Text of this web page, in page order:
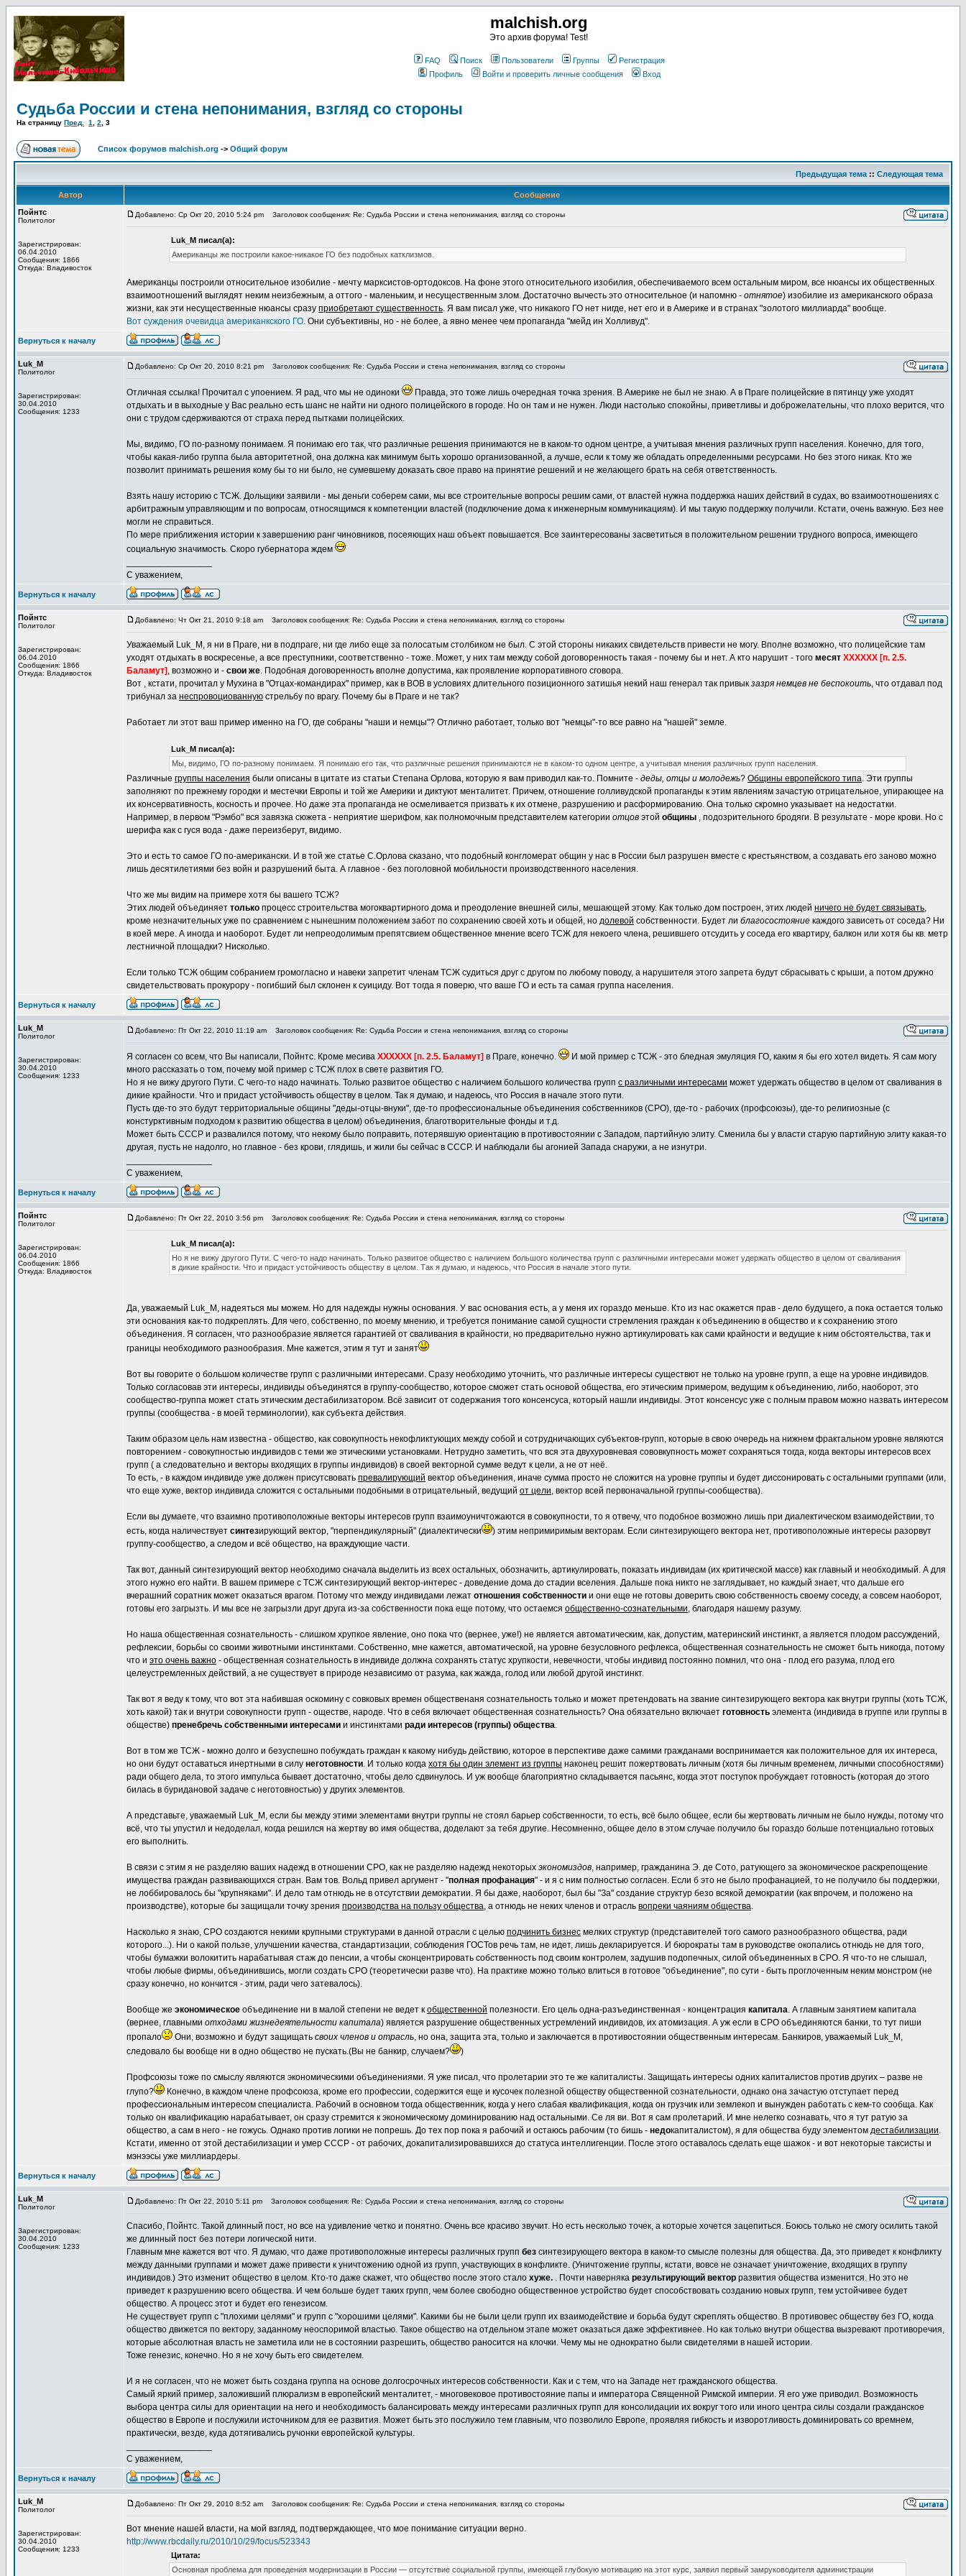
malchish.org
Это архив форума! Test!
FAQ Поиск Пользователи Группы
Регистрация
Профиль
Войти и проверить личные сообщения Вход
Судьба России и стена непонимания, взгляд со стороны
На страницу Пред. 1 2 3
Список форумов malchish.org -> Общий форум
Предыдущая тема :: Следующая тема
Автор
Сообщение
Пойнтс
Политолог
Зарегистрирован:
06.04.2010
Сообщения: 1866
Откуда: Владивосток
Добавлено: Ср Окт 20, 2010 5:24 pm Заголовок сообщения: Re: Судьба России и стена непонимания, взгляд со стороны
Luk_M писал(а):
Американцы же построили какое-никакое ГО без подобных катклизмов.
Американцы построили относительное изобилие - мечту марксистов-ортодоксов. На фоне этого относительного изобилия, обеспечиваемого всем остальным миром, все нюансы их общественных
взаимоотношений выглядят неким неизбежным, а оттого - маленьким, и несущественным злом. Достаточно вычесть это относительное (и напомню - отнятое) изобилие из американского образа
жизни, как эти несущественные нюансы сразу приобретают существенность. Я вам писал уже, что никакого ГО нет нигде, нет его и в Америке и в странах "золотого миллиарда" вообще.
Вот суждения очевидца американкского ГО. Они субъективны, но - не более, а явно менее чем пропаганда "мейд ин Холливуд".
Вернуться к началу
Luk_M
Политолог
Зарегистрирован:
30.04.2010
Сообщения: 1233
Добавлено: Ср Окт 20, 2010 8:21 pm Заголовок сообщения: Re: Судьба России и стена непонимания, взгляд со стороны
Отличная ссылка! Прочитал с упоением. Я рад, что мы не одиноки
Правда, это тоже лишь очередная точка зрения. В Америке не был не знаю. А в Праге полицейские в пятинцу уже уходят
отдыхать и в выходные у Вас реально есть шанс не найти ни одного полицейского в городе. Но он там и не нужен. Люди настолько спокойны, приветливы и доброжелательны, что плохо верится, что
они с трудом сдерживаются от страха перед пытками полицейских.
Мы, видимо, ГО по-разному понимаем. Я понимаю его так, что различные решения принимаются не в каком-то одном центре, а учитывая мнения различных групп населения. Конечно, для того,
чтобы какая-либо группа была авторитетной, она должна как минимум быть хорошо организованной, а лучше, если к тому же обладать определенными ресурсами. Но без этого никак. Кто же
позволит принимать решения кому бы то ни было, не сумевшему доказать свое право на принятие решений и не желающего брать на себя ответственность.
Взять нашу историю с ТСЖ. Дольщики заявили - мы деньги соберем сами, мы все строительные вопросы решим сами, от властей нужна поддержка наших действий в судах, во взаимоотношениях с
арбитражным управляющим и по вопросам, относящимся к компетенции властей (подключение дома к инженерным коммуникациям). И мы такую поддержку получили. Кстати, очень важную. Без нее
могли не справиться.
По мере приближения истории к завершению ранг чиновников, посеяющих наш объект повышается. Все заинтересованы засветиться в положительном решении трудного вопроса, имеющего
социальную значимость. Скоро губернатора ждем
С уважением,
Вернуться к началу
Пойнтс
Политолог
Зарегистрирован:
06.04.2010
Сообщения: 1866
Откуда: Владивосток
Добавлено: Чт Окт 21, 2010 9:18 am Заголовок сообщения: Re: Судьба России и стена непонимания, взгляд со стороны
Уважаемый Luk_M, я ни в Праге, ни в подпраге, ни где либо еще за полосатым столбиком не был. С этой стороны никаких свидетельств привести не могу. Вполне возможно, что полицейские там
уходят отдыхать в воскресенье, а все преступники, соответственно - тоже. Может, у них там между собой договоренность такая - почему бы и нет. А кто нарушит - того месят ХХХХХХ [п. 2.5.
Баламут] , возможно и - свои же. Подобная договоренность вполне допустима, как проявление корпоративного сговора.
Вот , кстати, прочитал у Мухина в "Отцах-командирах" пример, как в ВОВ в условиях длительного позиционного затишья некий наш генерал так привык зазря немцев не беспокоить, что отдавал под
трибунал за неспровоциованную стрельбу по врагу. Почему бы в Праге и не так?
Работает ли этот ваш пример именно на ГО, где собраны "наши и немцы"? Отлично работает, только вот "немцы"-то все равно на "нашей" земле.
Luk_M писал(а):
Мы, видимо, ГО по-разному понимаем. Я понимаю его так, что различные решения принимаются не в каком-то одном центре, а учитывая мнения различных групп населения.
Различные группы населения были описаны в цитате из статьи Степана Орлова, которую я вам приводил как-то. Помните - деды, отцы и молодежь? Общины европейского типа. Эти группы
заполняют по прежнему городки и местечки Европы и той же Америки и диктуют менталитет. Причем, отношение голливудской пропаганды к этим явлениям зачастую отрицательное, упирающее на
их консервативность, косность и прочее. Но даже эта пропаганда не осмеливается призвать к их отмене, разрушению и расформированию. Она только скромно указывает на недостатки.
Например, в первом "Рэмбо" вся завязка сюжета - неприятие шерифом, как полномочным представителем категории отцов этой общины , подозрительного бродяги. В результате - море крови. Но с
шерифа как с гуся вода - даже переизберут, видимо.
Это и есть то самое ГО по-американски. И в той же статье С.Орлова сказано, что подобный конгломерат общин у нас в России был разрушен вместе с крестьянством, а создавать его заново можно
лишь десятилетиями без войн и разрушений быта. А главное - без поголовной мобильности производственного населения.
Что же мы видим на примере хотя бы вашего ТСЖ?
Этих людей объединяет только процесс строительства могоквартирного дома и преодоление внешней силы, мешающей этому. Как только дом построен, этих людей ничего не будет связывать,
кроме незначительных уже по сравнением с нынешним положением забот по сохранению своей хоть и общей, но долевой собственности. Будет ли благосостояние каждого зависеть от соседа? Ни
в коей мере. А иногда и наоборот. Будет ли непреодолимым препятсвием общественное мнение всего ТСЖ для некоего члена, решившего отсудить у соседа его квартиру, балкон или хотя бы кв. метр
лестничной площадки? Нисколько.
Если только ТСЖ общим собранием громогласно и навеки запретит членам ТСЖ судиться друг с другом по любому поводу, а нарушителя этого запрета будут сбрасывать с крыши, а потом дружно
свидетельствовать прокурору - погибший был склонен к суициду. Вот тогда я поверю, что ваше ГО и есть та самая группа населения.
Вернуться к началу
Luk_M
Политолог
Зарегистрирован:
30.04.2010
Сообщения: 1233
Добавлено: Пт Окт 22, 2010 11:19 am Заголовок сообщения: Re: Судьба России и стена непонимания, взгляд со стороны
Я согласен со всем, что Вы написали, Пойнтс. Кроме месива ХХХХХХ [п. 2.5. Баламут] в Праге, конечно.
И мой пример с ТСЖ - это бледная эмуляция ГО, каким я бы его хотел видеть. Я сам могу
много рассказать о том, почему мой пример с ТСЖ плох в свете развития ГО.
Но я не вижу другого Пути. С чего-то надо начинать. Только развитое общество с наличием большого количества групп с различными интересами может удержать общество в целом от сваливания в
дикие крайности. Что и придаст устойчивость обществу в целом. Так я думаю, и надеюсь, что Россия в начале этого пути.
Пусть где-то это будут территориальные общины "деды-отцы-внуки", где-то профессиональные объединения собственников (СРО), где-то - рабочих (профсоюзы), где-то религиозные (с
констурктивным подходом к развитию общества в целом) объединения, благотворительные фонды и т.д.
Может быть СССР и развалился потому, что некому было поправить, потерявшую ориентацию в противостоянии с Западом, партийную элиту. Сменила бы у власти старую партийную элиту какая-то
другая, пусть не надолго, но главное - без крови, глядишь, и жили бы сейчас в СССР. И наблюдали бы агонией Запада снаружи, а не изнутри.
С уважением,
Вернуться к началу
Пойнтс
Политолог
Зарегистрирован:
06.04.2010
Сообщения: 1866
Откуда: Владивосток
Добавлено: Пт Окт 22, 2010 3:56 pm Заголовок сообщения: Re: Судьба России и стена непонимания, взгляд со стороны
Luk_M писал(а):
Но я не вижу другого Пути. С чего-то надо начинать. Только развитое общество с наличием большого количества групп с различными интересами может удержать общество в целом от сваливания
в дикие крайности. Что и придаст устойчивость обществу в целом. Так я думаю, и надеюсь, что Россия в начале этого пути.
Да, уважаемый Luk_M, надеяться мы можем. Но для надежды нужны основания. У вас основания есть, а у меня их гораздо меньше. Кто из нас окажется прав - дело будущего, а пока остается только
эти основания как-то подкреплять. Для чего, собственно, по моему мнению, и требуется понимание самой сущности стремления граждан к объединению в общество и к сохранению этого
объединения. Я согласен, что разнообразие является гарантией от сваливания в крайности, но предварительно нужно артикулировать как сами крайности и ведущие к ним обстоятельства, так и
границы необходимого разнообразия. Мне кажется, этим я тут и занят
Вот вы говорите о большом количестве групп с различными интересами. Сразу необходимо уточнить, что различные интересы существют не только на уровне групп, а еще на уровне индивидов.
Только согласовав эти интересы, индивиды объединятся в группу-сообщество, которое сможет стать основой общества, его этическим примером, ведущим к объединению, либо, наоборот, это
сообщество-группа может стать этическим дестабилизатором. Всё зависит от содержания того консенсуса, который нашли индивиды. Этот консенсус уже с полным правом можно назвать интересом
группы (сообщества - в моей терминологии), как субъекта действия.
Таким образом цель нам известна - общество, как совокупность некофликтующих между собой и сотрудничающих субъектов-групп, которые в свою очередь на нижнем фрактальном уровне являются
повторением - совокупностью индивидов с теми же этическими установками. Нетрудно заметить, что вся эта двухуровневая сововкупность может сохраняться тогда, когда векторы интересов всех
групп ( а следовательно и векторы входящих в группы индивидов) в своей векторной сумме ведут к цели, а не от неё.
То есть, - в каждом индивиде уже должен присутсвовать превалирующий вектор объединения, иначе сумма просто не сложится на уровне группы и будет диссонировать с остальными группами (или,
что еще хуже, вектор индивида сложится с остальными подобными в отрицательный, ведущий от цели, вектор всей первоначальной группы-сообщества).
Если вы думаете, что взаимно противоположные векторы интересов групп взаимоуничтожаются в совокупности, то я отвечу, что подобное возможно лишь при диалектическом взаимодействии, то
есть, когда наличествует синтезирующий вектор, "перпендикулярный" (диалектически
) этим непримиримым векторам. Если синтезирующего вектора нет, противоположные интересы разорвут
группу-сообщество, а следом и всё общество, на враждующие части.
Так вот, данный синтезирующий вектор необходимо сначала выделить из всех остальных, обозначить, артикулировать, показать индивидам (их критической массе) как главный и необходимый. А для
этого нужно его найти. В вашем примере с ТСЖ синтезирующий вектор-интерес - доведение дома до стадии вселения. Дальше пока никто не заглядывает, но каждый знает, что дальше его
вчерашний соратник может оказаться врагом. Потому что между индивидами лежат отношения собственности и они еще не готовы доверить свою собственность своему соседу, а совсем наоборот,
готовы его загрызть. И мы все не загрызли друг друга из-за собственности пока еще потому, что остаемся общественно-сознательными, благодаря нашему разуму.
Но наша общественная сознательность - слишком хрупкое явление, оно пока что (вернее, уже!) не является автоматическим, как, допустим, материнский инстинкт, а является плодом рассуждений,
рефлексии, борьбы со своими животными инстинктами. Собственно, мне кажется, автоматической, на уровне безусловного рефлекса, общественная сознательность не сможет быть никогда, потому
что и это очень важно - общественная сознательность в индивиде должна сохранять статус хрупкости, невечности, чтобы индивид постоянно помнил, что она - плод его разума, плод его
целеустремленных действий, а не существует в природе независимо от разума, как жажда, голод или любой другой инстинкт.
Так вот я веду к тому, что вот эта набившая оскомину с совковых времен общественаня сознательность только и может претендовать на звание синтезирующего вектора как внутри группы (хоть ТСЖ,
хоть какой) так и внутри совокупности групп - оществе, народе. Что в себя включает общественная сознательность? Она обязательно включает готовность элемента (индивида в группе или группы в
обществе) пренебречь собственными интересами и инстинктами ради интересов (группы) общества.
Вот в том же ТСЖ - можно долго и безуспешно побуждать граждан к какому нибудь действию, которое в перспективе даже самими гражданами воспринимается как положительное для их интереса,
но они будут оставаться инертными в силу неготовности. И только когда хотя бы один элемент из группы наконец решит пожертвовать личным (хотя бы личным временем, личными способностями)
ради общего дела, то этого импульса бывает достаточно, чтобы дело сдвинулось. И уж вообще благоприятно складывается пасьянс, когда этот поступок пробуждает готовность (которая до этого
билась в буридановой задаче с неготовностью) у других элементов.
А представьте, уважаемый Luk_M, если бы между этими элементами внутри группы не стоял барьер собственности, то есть, всё было общее, если бы жертвовать личным не было нужды, потому что
всё, что ты упустил и недоделал, когда решился на жертву во имя общества, доделают за тебя другие. Несомненно, общее дело в этом случае получило бы гораздо больше потенциально готовых
его выполнить.
В связи с этим я не разделяю ваших надежд в отношении СРО, как не разделяю надежд некоторых экономиздов, например, гражданина Э. де Сото, ратующего за экономическое раскрепощение
имущества граждан развивающихся стран. Вам тов. Вольд привел аргумент - "полная профанация" - и я с ним полностью согласен. Если б это не было профанацией, то не получило бы поддержки,
не лоббировалось бы "крупняками". И дело там отнюдь не в отсутствии демократии. Я бы даже, наоборот, был бы "За" создание структур безо всякой демократии (как впрочем, и положено на
производстве), которые бы защищали точку зрения производства на пользу общества, а отнюдь не неких членов и отрасль вопреки чаяниям общества.
Насколько я знаю, СРО создаются некими крупными структурами в данной отрасли с целью подчинить бизнес мелких структур (представителей того самого разнообразного общества, ради
которого...). Ни о какой пользе, улучшении качества, стандартизации, соблюдения ГОСТов речь там, не идет, лишь декларируется. И бюрократы там в руководстве окопались отнюдь не для того,
чтобы бумажки волокитить нарабатывая стаж до пенсии, а чтобы сконцентрировать собственность под своим контролем, задушив подопечных, силой объединенных в СРО. Я что-то не слышал,
чтобы любые фирмы, объединившись, могли создать СРО (теоретически разве что). На практике можно только влиться в готовое "объединение", по сути - быть проглоченным неким монстром (не
сразу конечно, но кончится - этим, ради чего затевалось).
Вообще же экономическое объединение ни в малой степени не ведет к общественной полезности. Его цель одна-разъединственная - концентрация капитала. А главным занятием капитала
(вернее, главными отходами жизнедеятельности капитала) является разрушение общественных устремлений индивидов, их атомизация. А уж если в СРО объединяются банки, то тут пиши
пропало
Они, возможно и будут защищать своих членов и отрасль, но она, защита эта, только и заключается в противостоянии общественным интересам. Банкиров, уважаемый Luk_M,
следовало бы вообще ни в одно общество не пускать.(Вы не банкир, случаем?
)
Профсоюзы тоже по смыслу являются экономическими объединениями. Я уже писал, что пролетарии это те же капиталисты. Защищать интересы одних капиталистов против других – разве не
глупо?
Конечно, в каждом члене профсоюза, кроме его профессии, содержится еще и кусочек полезной обществу общественной сознательности, однако она зачастую отступает перед
профессиональным интересом специалиста. Рабочий в основном тогда общественник, когда у него слабая квалификация, когда он грузчик или землекоп и вынужден работать с кем-то сообща. Как
только он квалификацию нарабатывает, он сразу стремится к экономическому доминированию над остальными. Се ля ви. Вот я сам пролетарий. И мне нелегко сознавать, что я тут ратую за
общество, а сам в него - не гожусь. Однако против логики не попрешь. До тех пор пока я рабочий и остаюсь рабочим (то бишь - недокапиталистом), я для общества буду элементом дестабилизации.
Кстати, именно от этой дестабилизации и умер СССР - от рабочих, докапитализировавшихся до статуса интеллигенции. После этого оставалось сделать еще шажок - и вот некоторые таксисты и
мэнээсы уже миллиардеры.
Вернуться к началу
Luk_M
Политолог
Зарегистрирован:
30.04.2010
Сообщения: 1233
Добавлено: Пт Окт 22, 2010 5:11 pm Заголовок сообщения: Re: Судьба России и стена непонимания, взгляд со стороны
Спасибо, Пойнтс. Такой длинный пост, но все на удивление четко и понятно. Очень все красиво звучит. Но есть несколько точек, а которые хочется зацепиться. Боюсь только не смогу осилить такой
же длинный пост без потери логической нити.
Главным мне кажется вот что. Я думаю, что даже противоположные интересы различных групп без синтезирующего вектора в каком-то смысле полезны для общества. Да, это приведет к конфликту
между данными группами и может даже привести к уничтожению одной из групп, участвующих в конфликте. (Уничтожение группы, кстати, вовсе не означает уничтожение, входящих в группу
индивидов.) Это изменит общество в целом. Кто-то даже скажет, что общество после этого стало хуже. . Почти наверняка результирующий вектор развития общества изменится. Но это не
приведет к разрушению всего общества. И чем больше будет таких групп, чем более свободно общественное устройство будет способствовать созданию новых групп, тем устойчивее будет
общество. А процесс этот и будет его генезисом.
Не существует групп с "плохими целями" и групп с "хорошими целями". Какими бы не были цели групп их взаимодействие и борьба будут скреплять общество. В противовес обществу без ГО, когда
общество движется по вектору, заданному неоспоримой властью. Такое общество на отдельном этапе может оказаться даже эффективнее. Но как только внутри общества вызревают противоречия,
которые абсолютная власть не заметила или не в состоянии разрешить, общество раносится на клочки. Чему мы не однократно были свидетелями в нашей истории.
Тоже генезис, конечно. Но я не хочу быть его свидетелем.
И я не согласен, что не может быть создана группа на основе долгосрочных интересов собственности. Как и с тем, что на Западе нет гражданского общества.
Самый яркий пример, заложивший плюрализм в европейский менталитет, - многовековое противостояние папы и императора Священной Римской империи. Я его уже приводил. Возможность
выбора центра силы для ориентации на него и необходимость балансировать между интересами различных групп для консолидации их вокруг того или иного центра силы создали гражданское
общество в Европе и послужили источником для ее развития. Может быть это послужило тем главным, что позволило Европе, проявляя гибкость и изворотливость доминировать со времнем,
практически, везде, куда дотягивались ручонки европейской культуры.
С уважением,
Вернуться к началу
Luk_M
Политолог
Зарегистрирован:
30.04.2010
Сообщения: 1233
Добавлено: Пт Окт 29, 2010 8:52 am Заголовок сообщения: Re: Судьба России и стена непонимания, взгляд со стороны
Вот мнение нашей власти, на мой взгляд, подтверждающее, что мое понимание ситуации верно.
http://www.rbcdaily.ru/2010/10/29/focus/523343
Цитата:
Основная проблема для проведения модернизации в России — отсутствие социальной группы, имеющей глубокую мотивацию на этот курс, заявил первый зам­руководителя администрации